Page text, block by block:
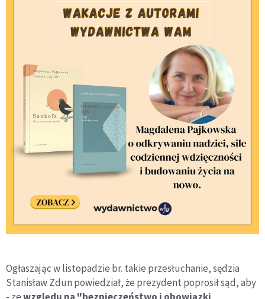
Ogłaszając w listopadzie br. takie przesłuchanie, sędzia
Stanisław Zdun powiedział, że prezydent poprosił sąd, aby